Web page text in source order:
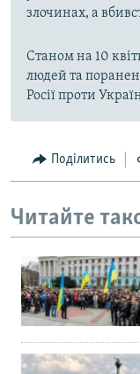
злочинах, а
Станом на 10
людей та
Росії проти
Поділитись
Читайте